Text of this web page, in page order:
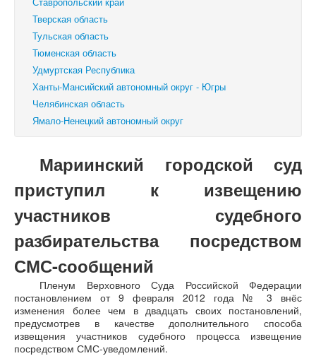
Тверская область
Тульская область
Тюменская область
Удмуртская Республика
Ханты-Мансийский автономный округ - Югры
Челябинская область
Ямало-Ненецкий автономный округ
Мариинский городской суд
приступил к извещению
участников судебного
разбирательства посредством
СМС-сообщений
Пленум Верховного Суда Российской Федерации
постановлением от 9 февраля 2012 года № 3 внёс
изменения более чем в двадцать своих постановлений,
предусмотрев в качестве дополнительного способа
извещения участников судебного процесса извещение
посредством СМС-уведомлений.